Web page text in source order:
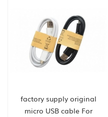
factory supply original
micro USB cable For